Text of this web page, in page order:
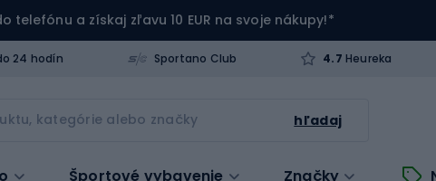
telefónu a získaj zľavu 10 EUR na svoje nákupy!*
24 hodín Sportano Club 4.7 Heureka
hľadaj
Športové vybavenie Značky